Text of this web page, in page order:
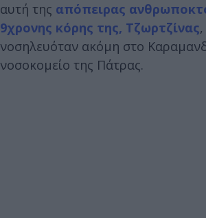
αυτή της απόπειρας
9χρονης κόρης της, Τζωρτζίνας
νοσηλευόταν ακόμη στο
νοσοκομείο της Πάτρας.